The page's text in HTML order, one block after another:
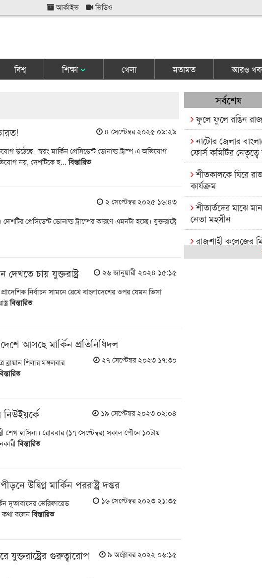
আর্কাইভ ভিডিও
বিশ্ব শিক্ষা খেলা মতামত আরও
৪ সেপ্টেম্বর ২০২৫ ০৯:২৯
উঠেছে। স্বয়ং মার্কিন প্রেসিডেন্ট ডোনাল্ড ট্রাম্প এ অভিযোগ
নয়, দেশটিকে হ...বিস্তারিত
২ সেপ্টেম্বর ২০২৫ ১৬:৪৩
প্রেসিডেন্ট ডোনাল্ড ট্রাম্পের কারণে এমনটা হচ্ছে। যুক্তরাষ্ট্রে
দেখতে চায় যুক্তরাষ্ট্র
২৬ জানুয়ারী ২০২৪ ১৫:১৫
নির্বাচন সামনে রেখে বাংলাদেশের ওপর যেমন ভিসা
বিস্তারিত
আসছে মার্কিন প্রতিনিধিদল
২৭ সেপ্টেম্বর ২০২৩ ১৭:৩০
ব্রায়ান শিলার মঙ্গলবার
নিউইয়র্কে
১৯ সেপ্টেম্বর ২০২৩ ০২:০৪
শেখ হাসিনা। রোববার (১৭ সেপ্টেম্বর) সকাল পৌনে ১০টায়
বিস্তারিত
উদ্বিগ্ন মার্কিন পররাষ্ট্র দপ্তর
১৬ সেপ্টেম্বর ২০২৩ ২১:৩৫
দূতাবাসের ভেরিফায়েড
কথা বলেনবিস্তারিত
যুক্তরাষ্ট্রের গুরুত্বারোপ ৯ অক্টোবর ২০২২ ০৬:১৫
সর্বশেষ
ফুলে ফুলে রঙিন
নাটোর জেলার
ফোর্স কমিটির
শীতকালকে ঘিরে
কার্যক্রম
শীতার্তদের মাঝে
নেতা মহসীন
রাজশাহী কলেজের
কেমন আছে আমাদের